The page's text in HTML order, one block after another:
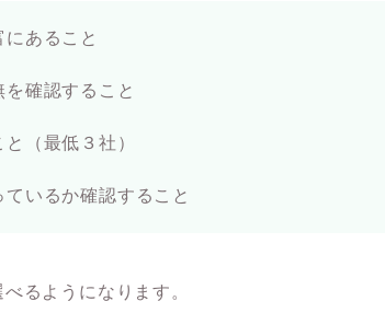
あること
確認すること
（最低３社）
いるか確認すること
るようになります。